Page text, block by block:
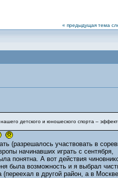
« предыдущая тема
детского и юношеского спорта –
(разрешалось участвовать в
начинавших играть с сентября,
понятна. А вот действия
была возможность и я выбрал
(переехал в другой район, а в